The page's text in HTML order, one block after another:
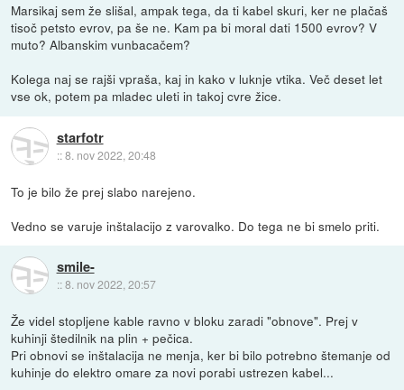
Marsikaj sem že slišal, ampak tega, da ti kabel skuri, ker ne plačaš
tisoč petsto evrov, pa še ne. Kam pa bi moral dati 1500 evrov? V
muto? Albanskim vunbacačem?
Kolega naj se rajši vpraša, kaj in kako v luknje vtika. Več deset let
vse ok, potem pa mladec uleti in takoj cvre žice.
starfotr
::8. nov 2022, 20:48
To je bilo že prej slabo narejeno.
Vedno se varuje inštalacijo z varovalko. Do tega ne bi smelo priti.
smile-
::8. nov 2022, 20:57
Že videl stopljene kable ravno v bloku zaradi "obnove". Prej v
kuhinji štedilnik na plin + pečica.
Pri obnovi se inštalacija ne menja, ker bi bilo potrebno štemanje od
kuhinje do elektro omare za novi porabi ustrezen kabel...